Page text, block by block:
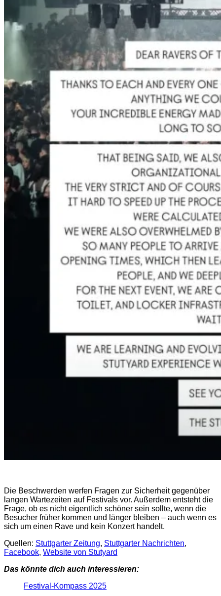
Die Beschwerden werfen Fragen zur Sicherheit gegenüber
langen Wartezeiten auf Festivals vor. Außerdem entsteht die
Frage, ob es nicht eigentlich schöner sein sollte, wenn die
Besucher früher kommen und länger bleiben – auch wenn es
sich um einen Rave und kein Konzert handelt.
Quellen: Stuttgarter Zeitung, Stuttgarter Nachrichten,
Facebook, Website von Stutyard
Das könnte dich auch interessieren:
Festival-Kompass 2025